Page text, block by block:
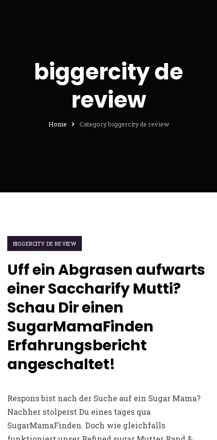
biggercity de
review
Home Category biggercity de review
BIGGERCITY DE REVIEW
Uff ein Abgrasen aufwarts
einer Saccharify Mutti?
Schau Dir einen
SugarMamaFinden
Erfahrungsbericht
angeschaltet!
Respons bist nach der Suche auf ein Sugar Mama?
Nachher stolperst Du eines tages qua
SugarMamaFinden. Doch wie gleichfalls